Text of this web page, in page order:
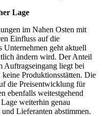
Lage
im Nahen Osten mit
Einfluss auf die
geht aktuell
ändern wird. Der Anteil
Auftragseingang liegt bei
Produktionsstätten. Die
die Preisentwicklung für
ebenfalls weitestgehend
weiterhin genau
Lieferanten abstimmen.